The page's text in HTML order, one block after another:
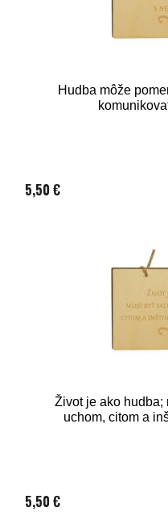
Hudba môže
5,50 €
Život je ako hudba;
uchom, citom a
5,50 €